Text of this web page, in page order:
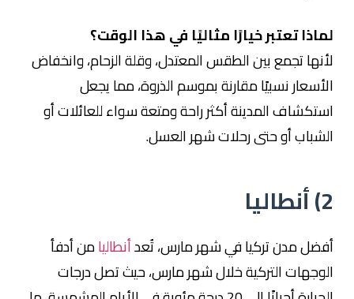
لماذا تعتبر خيارًا مثاليًا في هذا الوقت؟
لأنها تجمع بين الطقس المعتدل، وقلة الزحام، وانخفاض
الأسعار نسبيًا مقارنة بموسم الذروة، مما يجعل
استكشاف المدينة أكثر راحة ومتعة سواء للعائلات أو
الشباب أو حتى رحلات شهر العسل.
2) أنطاليا
أفضل مدن تركيا في شهر مارس، تُعدأنطاليامن أدفأ
الوجهات التركية خلال شهر مارس، حيث تصل درجات